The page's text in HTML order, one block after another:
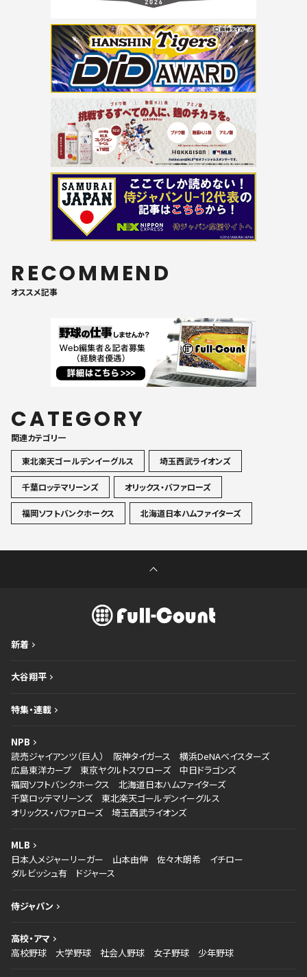
RECOMMEND
オススメ記事
CATEGORY
関連カテゴリ一
東北楽天ゴールデンイーグルス
埼玉西武ライオンズ
千葉ロッテマリーンズ オリックス・バファローズ
福岡ソフトバンクホークス 北海道日本ハムファイターズ
新着
大谷翔平
特集・連載
NPB
読売ジャイアンツ（巨人）
阪神タイガース
横浜DeNAベイスターズ
広島東洋カープ
東京ヤクルトスワローズ
中日ドラゴンズ
福岡ソフトバンクホークス
北海道日本ハムファイターズ
千葉ロッテマリーンズ
東北楽天ゴールデンイーグルス
オリックス・バファローズ
埼玉西武ライオンズ
MLB
日本人メジャーリーガー
山本由伸 佐々木朗希
イチロー
ダルビッシュ有
ドジャース
侍ジャパン
高校・アマ
高校野球
大学野球 社会人野球 女子野球 少年野球